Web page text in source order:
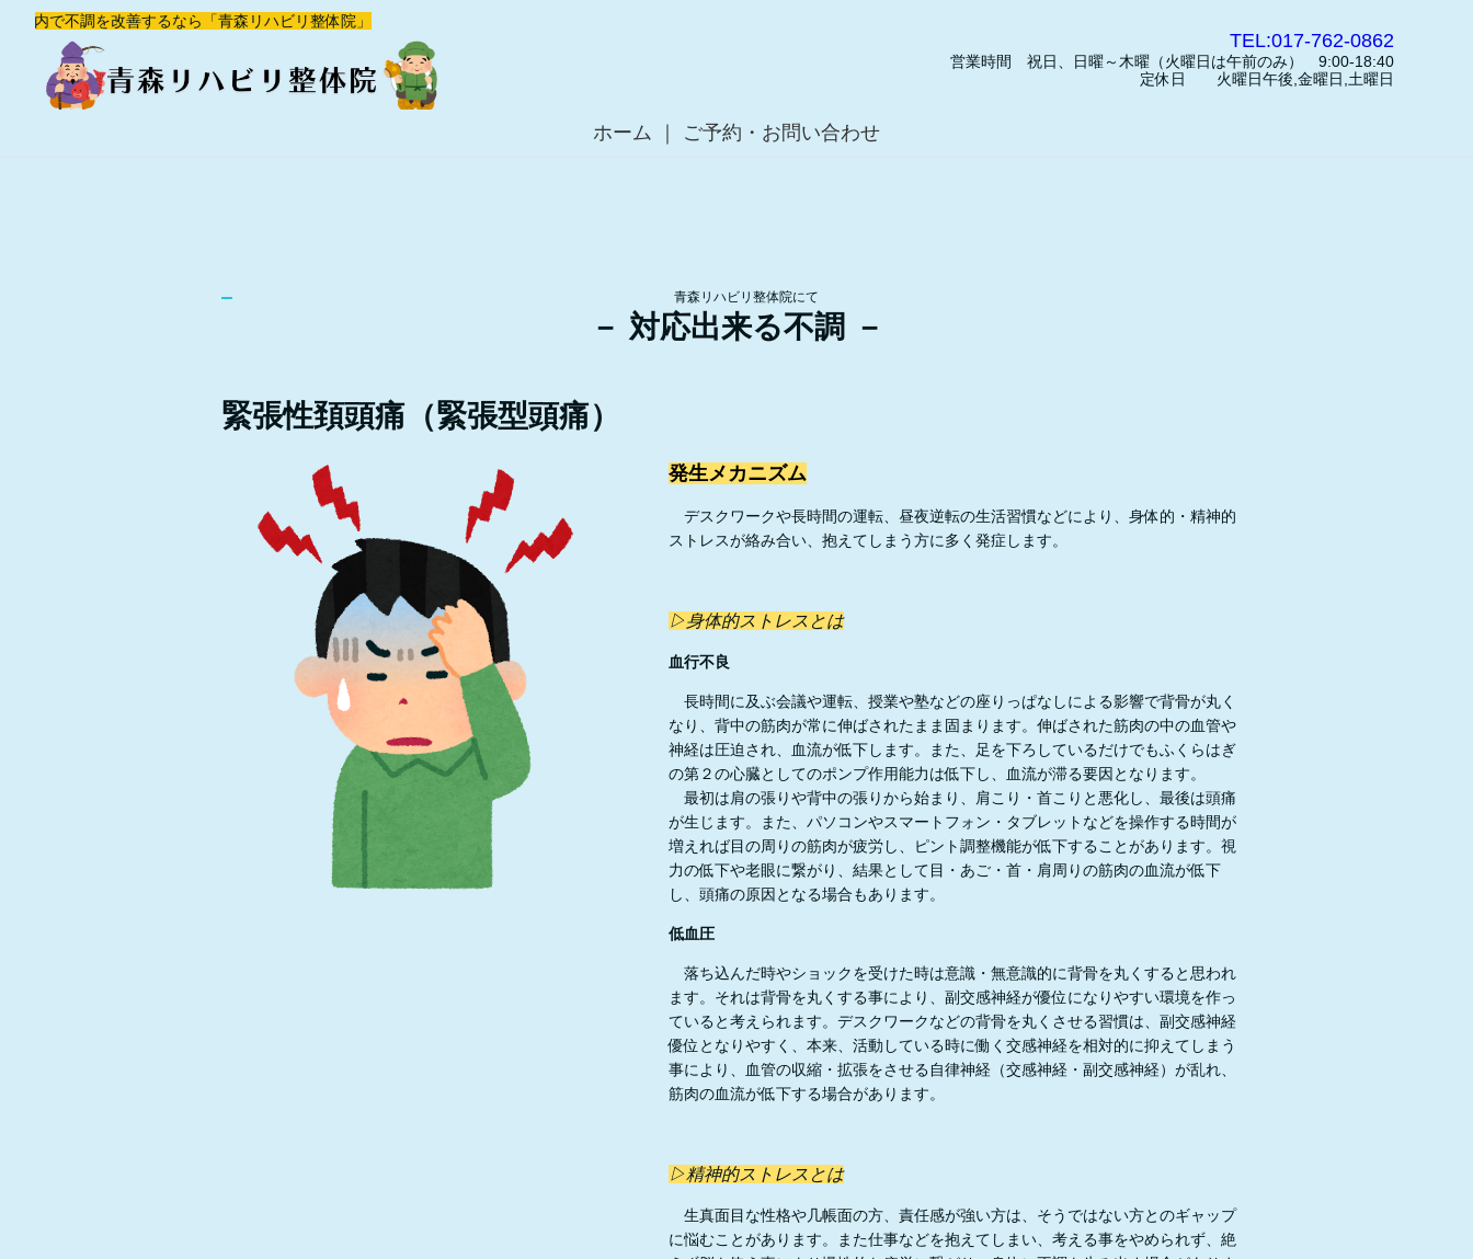
TEL:017-762-0862
営業時間 祝日、日曜～木曜（火曜日は午前のみ） 9:00-18:40
定休日 火曜日午後,金曜日,土曜日
森市内で不調を改善するなら「青森リハビリ整体院」
ホーム ご予約・お問い合わせ
青森リハビリ整体院にて
－ 対応出来る不調 －
緊張性頚頭痛（緊張型頭痛）
発生メカニズム
デスクワークや長時間の運転、昼夜逆転の生活習慣などにより、身体的・精神的
ストレスが絡み合い、抱えてしまう方に多く発症します。
▷身体的ストレスとは
血行不良
長時間に及ぶ会議や運転、授業や塾などの座りっぱなしによる影響で背骨が丸く
なり、背中の筋肉が常に伸ばされたまま固まります。伸ばされた筋肉の中の血管や
神経は圧迫され、血流が低下します。また、足を下ろしているだけでもふくらはぎ
の第２の心臓としてのポンプ作用能力は低下し、血流が滞る要因となります。
最初は肩の張りや背中の張りから始まり、肩こり・首こりと悪化し、最後は頭痛
が生じます。また、パソコンやスマートフォン・タブレットなどを操作する時間が
増えれば目の周りの筋肉が疲労し、ピント調整機能が低下することがあります。視
力の低下や老眼に繋がり、結果として目・あご・首・肩周りの筋肉の血流が低下
し、頭痛の原因となる場合もあります。
低血圧
落ち込んだ時やショックを受けた時は意識・無意識的に背骨を丸くすると思われ
ます。それは背骨を丸くする事により、副交感神経が優位になりやすい環境を作っ
ていると考えられます。デスクワークなどの背骨を丸くさせる習慣は、副交感神経
優位となりやすく、本来、活動している時に働く交感神経を相対的に抑えてしまう
事により、血管の収縮・拡張をさせる自律神経（交感神経・副交感神経）が乱れ、
筋肉の血流が低下する場合があります。
▷精神的ストレスとは
生真面目な性格や几帳面の方、責任感が強い方は、そうではない方とのギャップ
に悩むことがあります。また仕事などを抱えてしまい、考える事をやめられず、絶